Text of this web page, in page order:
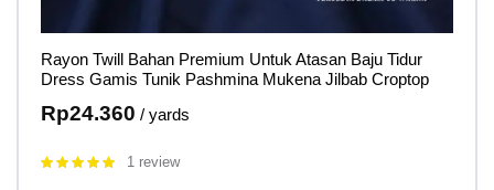
Rayon Twill Bahan Premium Untuk Atasan Baju Tidur
Dress Gamis Tunik Pashmina Mukena Jilbab Croptop
Rp24.360 / yards
Rated
1 review